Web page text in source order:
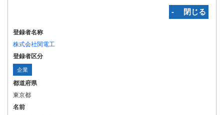
‐ 閉じる
登録者名称
株式会社関電工
登録者区分
企業
都道府県
東京都
名前